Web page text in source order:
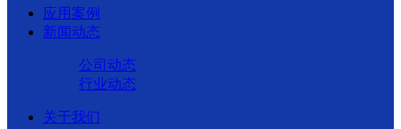
应用案例
新闻动态
公司动态
行业动态
关于我们